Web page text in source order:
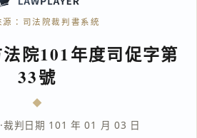
源：司法院裁判書系統
院101年度司促字第
33號
·裁判日期 101 年 01 月 03 日